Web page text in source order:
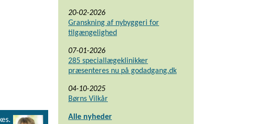
20-02-2026
Granskning af nybyggeri for
tilgængelighed
07-01-2026
285 speciallægeklinikker
præsenteres nu på godadgang.dk
04-10-2025
Børns Vilkår
Alle nyheder